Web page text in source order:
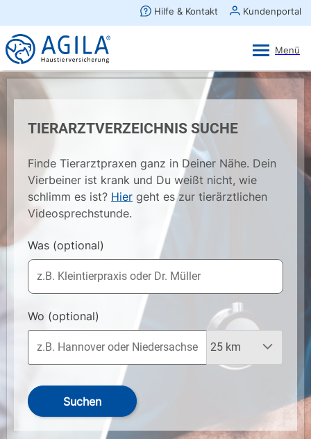
TIERARZTVERZEICHNIS SUCHE
Finde Tierarztpraxen ganz in Deiner Nähe. Dein
Vierbeiner ist krank und Du weißt nicht, wie
schlimm es ist? Hier geht es zur tierärztlichen
Videosprechstunde.
Was (optional)
Wo (optional)
Suchen
×
AGILA Kunden-App
Gratis - Im Play Store laden
Ansehen